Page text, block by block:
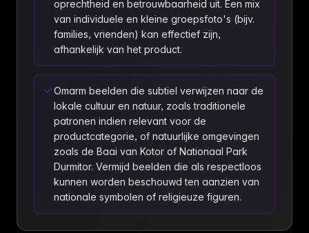
oprechtheid en betrouwbaarheid uit. Een mix
van individuele en kleine groepsfoto's (bijv.
families, vrienden) kan effectief zijn,
afhankelijk van het product.
Omarm beelden die subtiel verwijzen naar de
lokale cultuur en natuur, zoals traditionele
patronen indien relevant voor de
productcategorie, of natuurlijke omgevingen
zoals de Baai van Kotor of Nationaal Park
Durmitor. Vermijd beelden die als respectloos
kunnen worden beschouwd ten aanzien van
nationale symbolen of religieuze figuren.